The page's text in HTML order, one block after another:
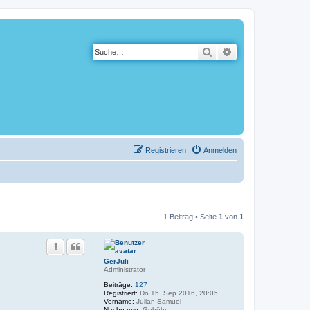
Suche
Anmelden
Registrieren
1 Beitrag • Seite 1 von 1
GerJuli
Administrator
Beiträge: 127
Registriert: Do 15. Sep 2016, 20:05
Vorname: Julian-Samuel